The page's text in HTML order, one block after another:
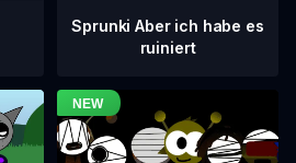
Sprunki Aber ich habe es
ruiniert